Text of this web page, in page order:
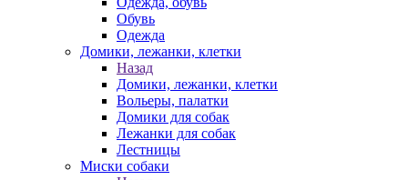
Обувь
Одежда
Домики, лежанки, клетки
Назад
Домики, лежанки, клетки
Вольеры, палатки
Домики для собак
Лежанки для собак
Лестницы
Миски собаки